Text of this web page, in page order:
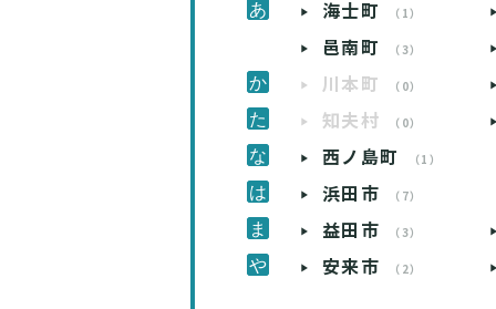
海士町 （1）
邑南町 （3）
川本町 （0）
知夫村 （0）
西ノ島町 （1）
浜田市 （7）
益田市 （3）
安来市 （2）